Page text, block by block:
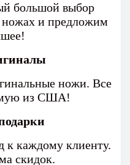
большой выбор
и предложим
ножи. Все
из США!
к каждому клиенту.
скидок.